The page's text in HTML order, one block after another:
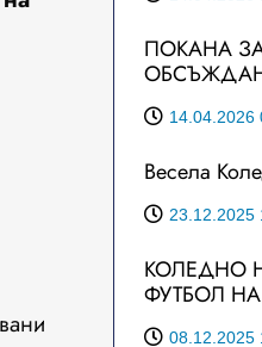
ПОКАНА
14.04.2026
Весела
23.12.2025
КОЛЕДНО
ФУТБОЛ
08.12.2025